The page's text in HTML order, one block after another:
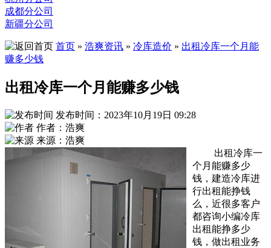
成都分公司
新疆分公司
首页 » 浩爽资讯 » 冷库造价 » 出租冷库一个月能
赚多少钱
出租冷库一个月能赚多少钱
发布时间：2023年10月19日 09:28
作者：浩爽
来源：浩爽
出租冷库一
个月能赚多少
钱，建造冷库进
行出租能挣钱
么，近很多客户
都咨询小编冷库
出租能挣多少
钱，做出租业务